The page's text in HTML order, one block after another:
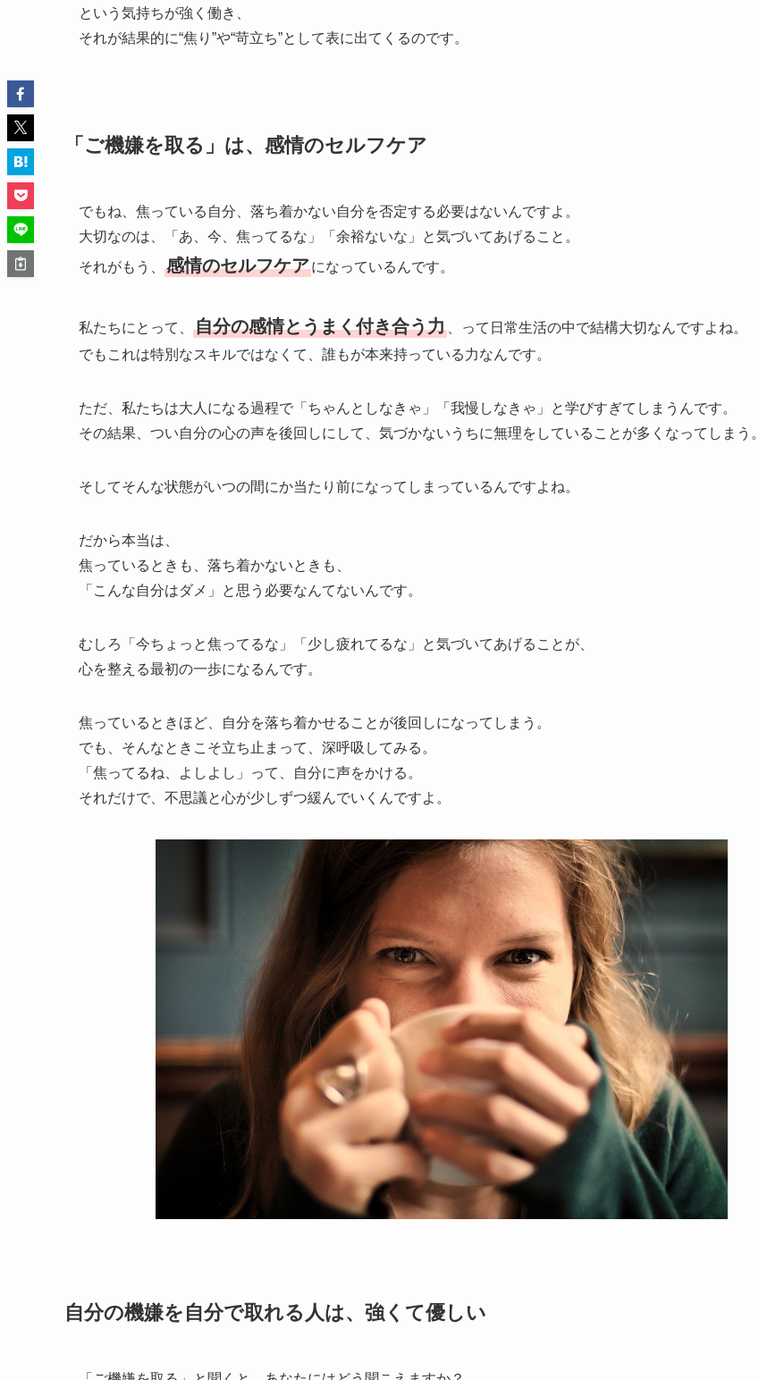
という気持ちが強く働き、
それが結果的に“焦り”や“苛立ち”として表に出てくるのです。
「ご機嫌を取る」は、感情のセルフケア
でもね、焦っている自分、落ち着かない自分を否定する必要はないんですよ。
大切なのは、「あ、今、焦ってるな」「余裕ないな」と気づいてあげること。
それがもう、
感情のセルフケアになっているんです。
私たちにとって、 自分の感情とうまく付き合う力
、って日常生活の中で結構大切なんですよね。
でもこれは特別なスキルではなくて、誰もが本来持っている力なんです。
ただ、私たちは大人になる過程で「ちゃんとしなきゃ」「我慢しなきゃ」と学びすぎてしまうんです。
その結果、つい自分の心の声を後回しにして、気づかないうちに無理をしていることが多くなってしまう。
そしてそんな状態がいつの間にか当たり前になってしまっているんですよね。
だから本当は、
焦っているときも、落ち着かないときも、
「こんな自分はダメ」と思う必要なんてないんです。
むしろ「今ちょっと焦ってるな」「少し疲れてるな」と気づいてあげることが、
心を整える最初の一歩になるんです。
焦っているときほど、自分を落ち着かせることが後回しになってしまう。
でも、そんなときこそ立ち止まって、深呼吸してみる。
「焦ってるね、よしよし」って、自分に声をかける。
それだけで、不思議と心が少しずつ緩んでいくんですよ。
自分の機嫌を自分で取れる人は、強くて優しい